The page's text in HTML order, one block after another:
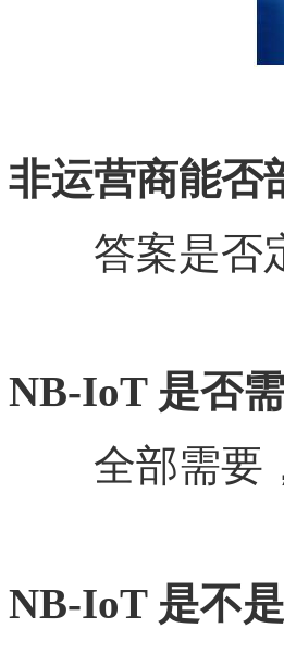
非运营商能否
答案是否定
NB-IoT 是否
全部需要，
NB-IoT 是不